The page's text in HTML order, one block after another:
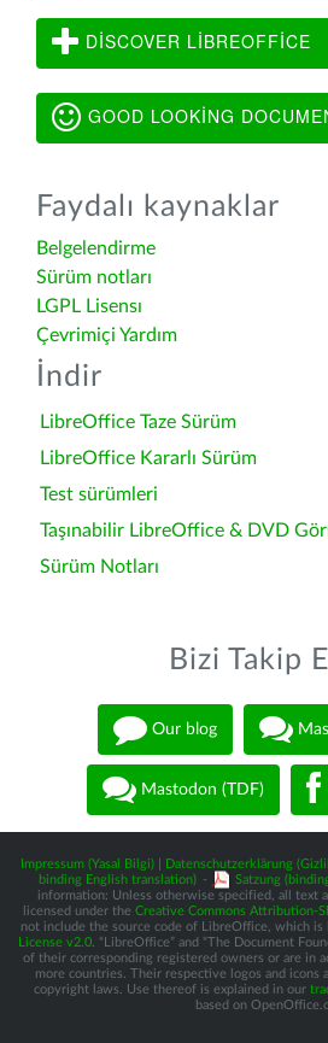
DISCOVER LIBREOFFICE
GOOD LOOKING
Faydalı kaynaklar
Belgelendirme
Sürüm notları
LGPL Lisensı
Çevrimiçi Yardım
İndir
LibreOffice Taze Sürüm
LibreOffice Kararlı Sürüm
Test sürümleri
Taşınabilir LibreOffice & DVD
Sürüm Notları
Bizi Takip
Our blog
Mastodon (TDF)
Impressum (Yasal Bilgi) Datenschutzerklärung
binding English translation) - Satzung
information: Unless otherwise specified, all text
licensed under the Creative Commons Attribution-
not include the source code of LibreOffice, which is
License v2.0 . “LibreOffice” and “The Document
of their corresponding registered owners or are in
more countries. Their respective logos and icons
copyright laws. Use thereof is explained in our
based on